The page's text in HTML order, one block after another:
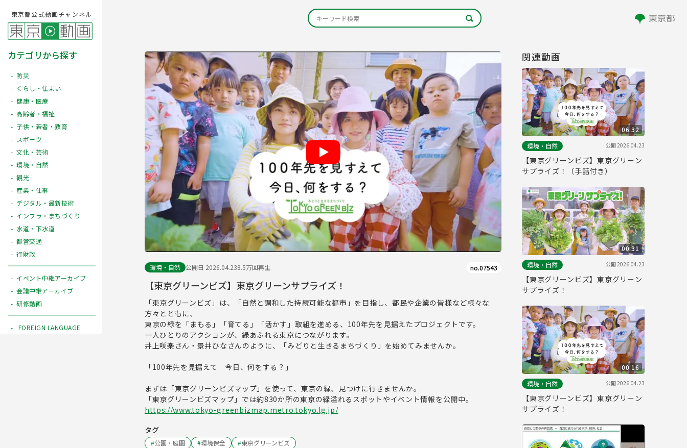
東京都公式動画チャンネル
カテゴリから探す
防災
くらし・住まい
健康・医療
高齢者・福祉
子供・若者・教育
スポーツ
文化・芸術
環境・自然
観光
産業・仕事
デジタル・最新技術
インフラ・まちづくり
水道・下水道
都営交通
行財政
イベント中継アーカイブ
会議中継アーカイブ
研修動画
FOREIGN LANGUAGE
Play
環境・自然 公開日 2026.04.238.5万回再生 no.07543
【東京グリーンビズ】東京グリーンサプライズ！
「東京グリーンビズ」は、「自然と調和した持続可能な都市」を目指し、都民や企業の皆様など様々な
方々とともに、
東京の緑を「まもる」「育てる」「活かす」取組を進める、100年先を見据えたプロジェクトです。
一人ひとりのアクションが、緑あふれる東京につながります。
井上咲楽さん・景井ひなさんのように、「みどりと生きるまちづくり」を始めてみませんか。
「100年先を見据えて 今日、何をする？」
まずは「東京グリーンビズマップ」を使って、東京の緑、見つけに行きませんか。
「東京グリーンビズマップ」では約830か所の東京の緑溢れるスポットやイベント情報を公開中。
https://www.tokyo-greenbizmap.metro.tokyo.lg.jp/
タグ
#公園・庭園 #環境保全 #東京グリーンビズ
関連動画
06:32
環境・自然
公開2026.04.23
【東京グリーンビズ】東京グリーン
サプライズ！（手話付き）
00:31
環境・自然
公開2026.04.23
【東京グリーンビズ】東京グリーン
サプライズ！
00:16
環境・自然
公開2026.04.23
【東京グリーンビズ】東京グリーン
サプライズ！